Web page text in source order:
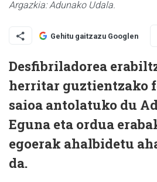
Argazkia: Adunako Udala.
Gehitu gaitzazu Googlen
Desfibriladorea
herritar guztientzako
saioa antolatuko du
Eguna eta ordua
egoerak ahalbidetu
da.